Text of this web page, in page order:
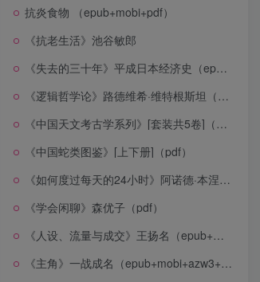
《人类新史》一次改写人类命运的尝试（epub+mobi+azw3+pdf）
抗炎食物 （epub+mobi+pdf）
《抗老生活》池谷敏郎
《失去的三十年》平成日本经济史（epub+mobi+azw3+pdf）
《逻辑哲学论》路德维希·维特根斯坦（epub+mobi+azw3+pdf）
《中国天文考古学系列》[套装共5卷]（epub+mobi+azw3+pdf）
《中国蛇类图鉴》[上下册]（pdf）
《如何度过每天的24小时》阿诺德·本涅特（epub+mobi+azw3+pdf）
《学会闲聊》森优子（pdf）
《人设、流量与成交》王扬名（epub+mobi+azw3+pdf）
《主角》一战成名（epub+mobi+azw3+pdf）